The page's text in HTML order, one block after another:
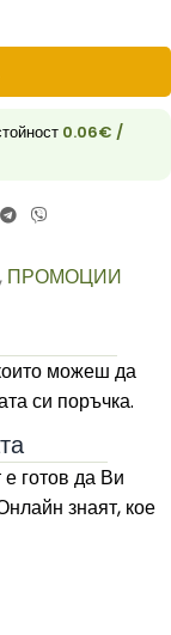
0.06€ /
, ПРОМОЦИИ
можеш да
си поръчка.
готов да Ви
знаят, кое